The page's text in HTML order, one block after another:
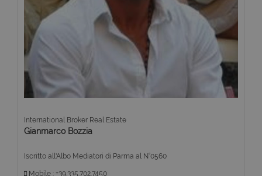
International Broker Real Estate
Gianmarco Bozzia
Iscritto all'Albo Mediatori di Parma al N°0560
Mobile : +39.335.702.7450